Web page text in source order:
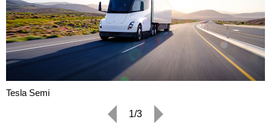
Tesla Semi
1/3